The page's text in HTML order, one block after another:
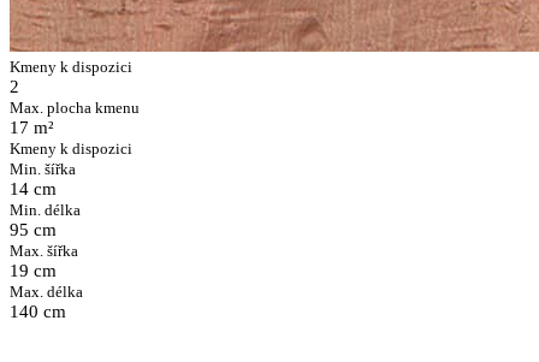
Kmeny k dispozici
2
Max. plocha kmenu
17 m²
Kmeny k dispozici
Min. šířka
14 cm
Min. délka
95 cm
Max. šířka
19 cm
Max. délka
140 cm